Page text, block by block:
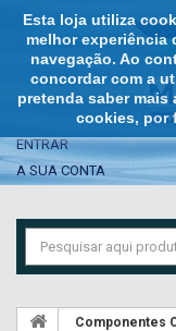
Esta loja utiliza
melhor experiência
navegação. Ao
concordar com a
pretenda saber
cookies, por
ENTRAR
A SUA CONTA
Componentes